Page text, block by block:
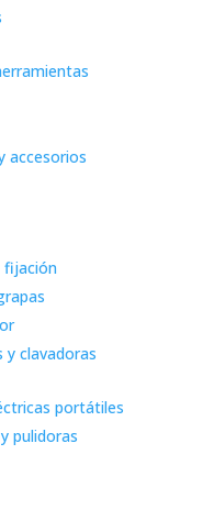
accesorios
fijación
y clavadoras
portátiles
pulidoras